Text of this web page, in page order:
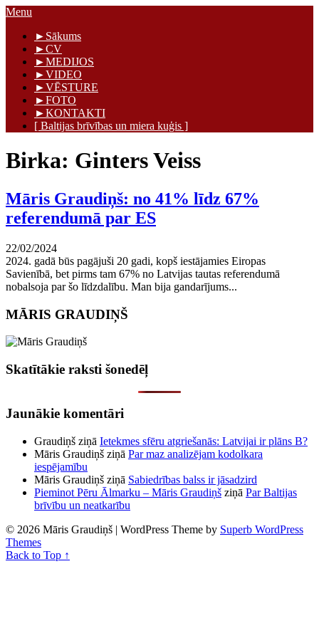
Skip
content
Māris Graudiņš
Menu
►Sākums
►CV
►MEDIJOS
►VIDEO
►VĒSTURE
►FOTO
►KONTAKTI
[ Baltijas brīvības un miera kuģis ]
Birka: Ginters Veiss
Māris Graudiņš: no 41% līdz 67%
referendumā par ES
22/02/2024
2024. gadā būs pagājuši 20 gadi, kopš iestājamies Eiropas
Savienībā, bet pirms tam 67% no Latvijas tautas referendumā
nobalsoja par šo līdzdalību. Man bija gandarījums...
MĀRIS GRAUDIŅŠ
Skatītākie raksti šonedēļ
Jaunākie komentāri
Graudiņš ziņā Ietekmes sfēru atgriešanās: Latvijai ir plāns B?
Māris Graudiņš ziņā Par maz analizējam kodolkara
iespējamību
Māris Graudiņš ziņā Sabiedrības balss ir jāsadzird
Pieminot Pēru Ālmarku – Māris Graudiņš ziņā Par Baltijas
brīvību un neatkarību
© 2026 Māris Graudiņš | WordPress Theme by Superb WordPress
Themes
Back to Top ↑